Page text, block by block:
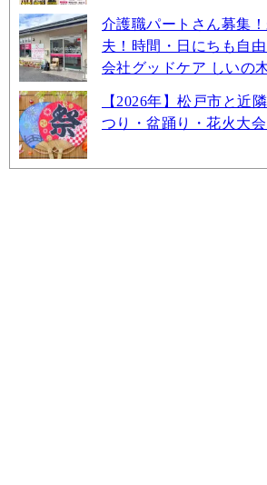
介護職パートさん募集
夫！時間・日にちも自
会社グッドケア しいの
【2026年】松戸市と近
つり・盆踊り・花火大